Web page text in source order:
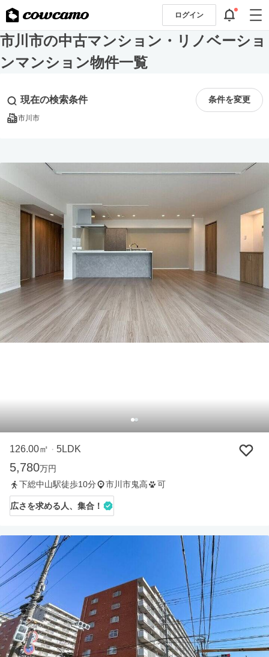
ログイン
市川市の中古マンション・リノベーショ
ンマンション物件一覧
現在の検索条件 条件を変更
市川市
126.00㎡ ・ 5LDK
5,780万円
下総中山駅徒歩10分
市川市鬼高 可
広さを求める人、集合！